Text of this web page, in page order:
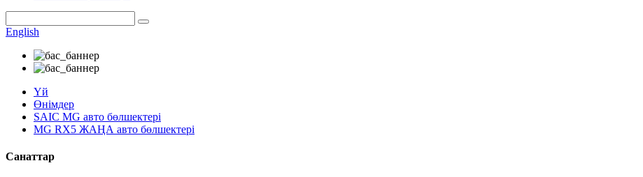
English
Үй
Өнімдер
SAIC MG авто бөлшектері
MG RX5 ЖАҢА авто бөлшектері
Санаттар